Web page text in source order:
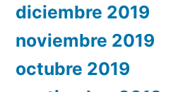
diciembre 2019
noviembre 2019
octubre 2019